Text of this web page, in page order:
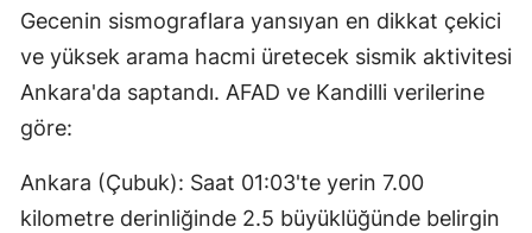
Gecenin sismograflara yansıyan en dikkat çekici
ve yüksek arama hacmi üretecek sismik aktivitesi
Ankara'da saptandı. AFAD ve Kandilli verilerine
göre:
Ankara (Çubuk): Saat 01:03'te yerin 7.00
kilometre derinliğinde 2.5 büyüklüğünde belirgin